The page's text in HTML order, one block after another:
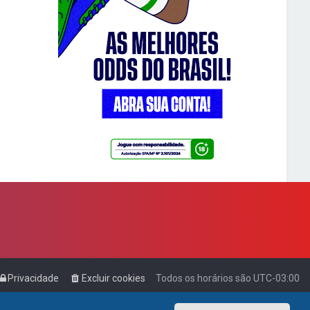
Todos os horários são UTC-03:00
Excluir cookies
Privacidade